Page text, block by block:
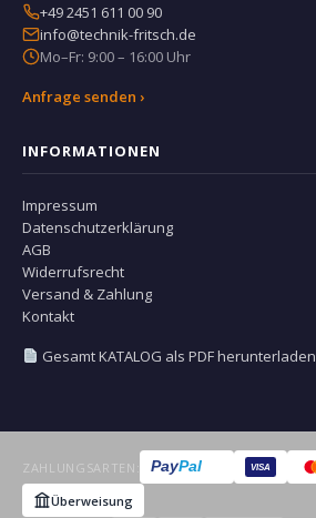
+49 2451 611 00 90
info@technik-fritsch.de
Mo–Fr: 9:00 – 16:00 Uhr
Anfrage senden ›
INFORMATIONEN
Impressum
Datenschutzerklärung
AGB
Widerrufsrecht
Versand & Zahlung
Kontakt
Gesamt KATALOG als PDF herunterladen
ZAHLUNGSARTEN: PayPal VISA
Überweisung